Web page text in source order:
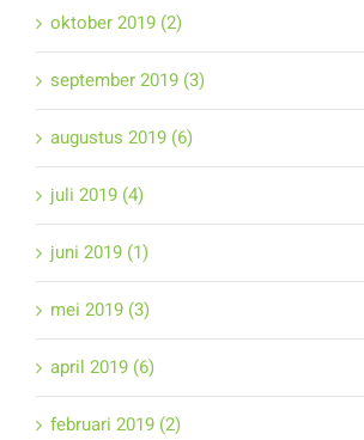
oktober 2019 (2)
september 2019 (3)
augustus 2019 (6)
juli 2019 (4)
juni 2019 (1)
mei 2019 (3)
april 2019 (6)
februari 2019 (2)